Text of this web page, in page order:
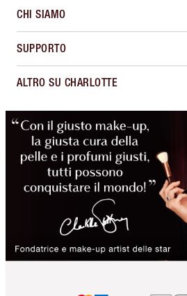
CHI SIAMO
SUPPORTO
ALTRO SU CHARLOTTE